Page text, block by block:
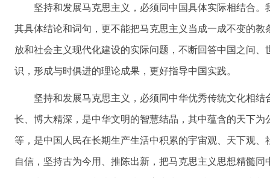
坚持和发展马克思主义，必须同中国具体实际相结合
其具体结论和词句，更不能把马克思主义当成一成不变的
放和社会主义现代化建设的实际问题，不断回答中国之问
识，形成与时俱进的理论成果，更好指导中国实践。
坚持和发展马克思主义，必须同中华优秀传统文化相
长、博大精深，是中华文明的智慧结晶，其中蕴含的天下
等，是中国人民在长期生产生活中积累的宇宙观、天下观
自信，坚持古为今用、推陈出新，把马克思主义思想精髓